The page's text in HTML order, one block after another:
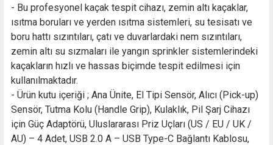
- Bu profesyonel kaçak tespit cihazı, zemin altı kaçaklar,
ısıtma boruları ve yerden ısıtma sistemleri, su tesisatı ve
boru hattı sızıntıları, çatı ve duvarlardaki nem sızıntıları,
zemin altı su sızmaları ile yangın sprinkler sistemlerindeki
kaçakların hızlı ve hassas biçimde tespit edilmesi için
kullanılmaktadır.
- Ürün kutu içeriği ; Ana Ünite, El Tipi Sensör, Alıcı (Pick-up)
Sensör, Tutma Kolu (Handle Grip), Kulaklık, Pil Şarj Cihazı
için Güç Adaptörü, Uluslararası Priz Uçları (US / EU / UK /
AU) – 4 Adet, USB 2.0 A – USB Type-C Bağlantı Kablosu,